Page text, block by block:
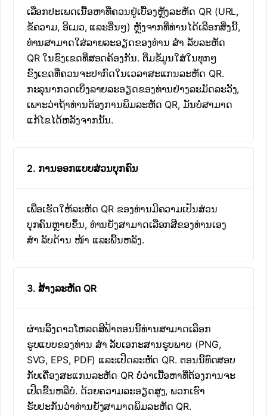
ເລືອກປະເພດເນື້ອຫາທີ່ຄວນຢູ່ເບື້ອງຫຼັງລະຫັດ QR (URL,
ຂໍ້ຄວາມ, ອີເມວ, ແລະອື່ນໆ) ຫຼັງຈາກທີ່ທ່ານໄດ້ເລືອກສິ່ງນີ້,
ທ່ານສາມາດໃສ່ລາຍລະອຽດຂອງທ່ານ ສຳ ລັບລະຫັດ
QR ໃນຂົງເຂດທີ່ສອດຄ້ອງກັນ. ຕື່ມຂໍ້ມູນໃສ່ໃນທຸກໆ
ຂົງເຂດທີ່ຄວນຈະປາກົດໃນເວລາສະແກນລະຫັດ QR.
ກະລຸນາກວດເບິ່ງລາຍລະອຽດຂອງທ່ານຢ່າງລະມັດລະວັງ,
ເພາະວ່າຖ້າທ່ານຕ້ອງການພິມລະຫັດ QR, ມັນບໍ່ສາມາດ
ແກ້ໄຂໄດ້ຫລັງຈາກນັ້ນ.
2. ການອອກແບບສ່ວນບຸກຄົນ
ເພື່ອເຮັດໃຫ້ລະຫັດ QR ຂອງທ່ານມີຄວາມເປັນສ່ວນ
ບຸກຄົນຫຼາຍຂຶ້ນ, ທ່ານຍັງສາມາດເລືອກສີຂອງທ່ານເອງ
ສຳ ລັບດ້ານ ໜ້າ ແລະພື້ນຫລັງ.
3. ສ້າງລະຫັດ QR
ຜ່ານລິ້ງດາວໂຫລດສີຟ້າຕອນນີ້ທ່ານສາມາດເລືອກ
ຮູບແບບຂອງທ່ານ ສຳ ລັບເອກະສານຮູບພາບ (PNG,
SVG, EPS, PDF) ແລະເປີດລະຫັດ QR. ຕອນນີ້ທົດສອບ
ກັບເຄື່ອງສະແກນລະຫັດ QR ບໍ່ວ່າເນື້ອຫາທີ່ຕ້ອງການຈະ
ເປີດຂື້ນຫລືບໍ່. ດ້ວຍຄວາມລະອຽດສູງ, ພວກເຮົາ
ຮັບປະກັນວ່າທ່ານຍັງສາມາດພິມລະຫັດ QR.